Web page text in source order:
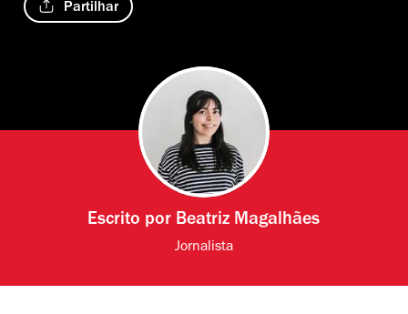
Partilhar
Escrito por Beatriz Magalhães
Jornalista